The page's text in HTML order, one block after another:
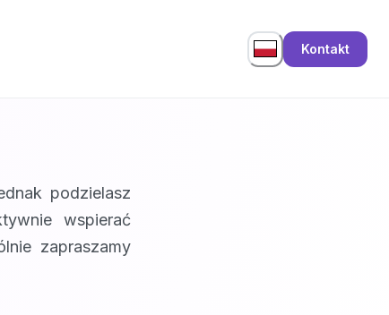
Kontakt
podzielasz
wspierać
zapraszamy